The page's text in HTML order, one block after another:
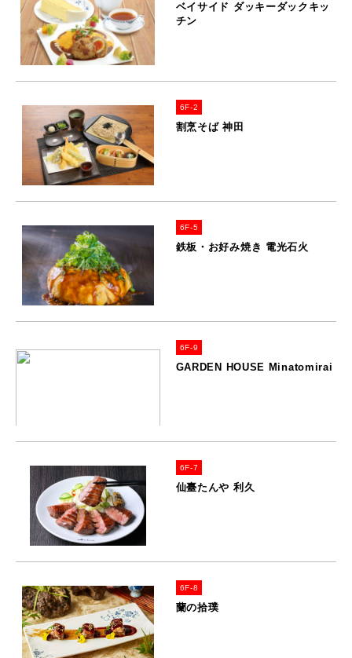
ベイサイド ダッキーダックキッ
チン
6F-2
割烹そば 神田
6F-5
鉄板・お好み焼き 電光石火
6F-9
GARDEN HOUSE Minatomirai
6F-7
仙臺たんや 利久
6F-8
蘭の拾璞